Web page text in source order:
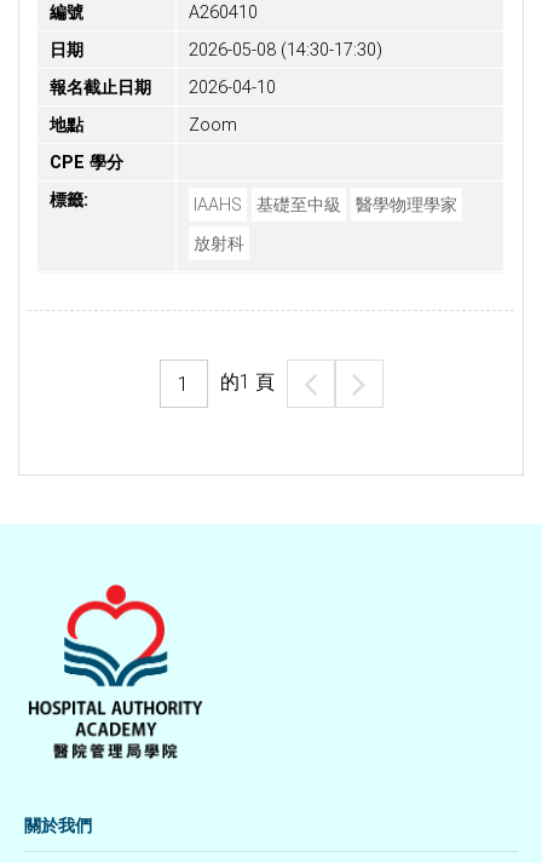
編號
A260410
日期
2026-05-08 (14:30-17:30)
報名截止日期
2026-04-10
地點
Zoom
CPE 學分
標籤:
IAAHS 基礎至中級
醫學物理學家
放射科
的1 頁
關於我們